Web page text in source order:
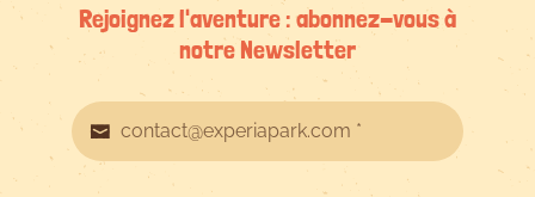
Rejoignez l'aventure : abonnez-vous à
notre Newsletter